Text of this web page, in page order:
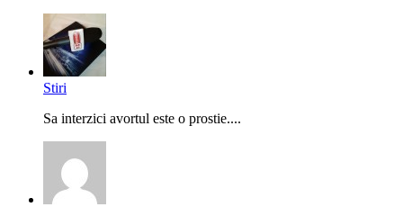
Stiri
Sa interzici avortul este o prostie....